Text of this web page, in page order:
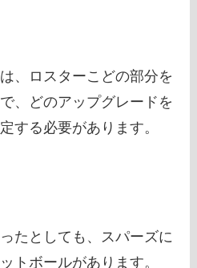
、ロスターこどの部分を
、どのアップグレードを
する必要があります。
たとしても、スパーズに
トボールがあります。